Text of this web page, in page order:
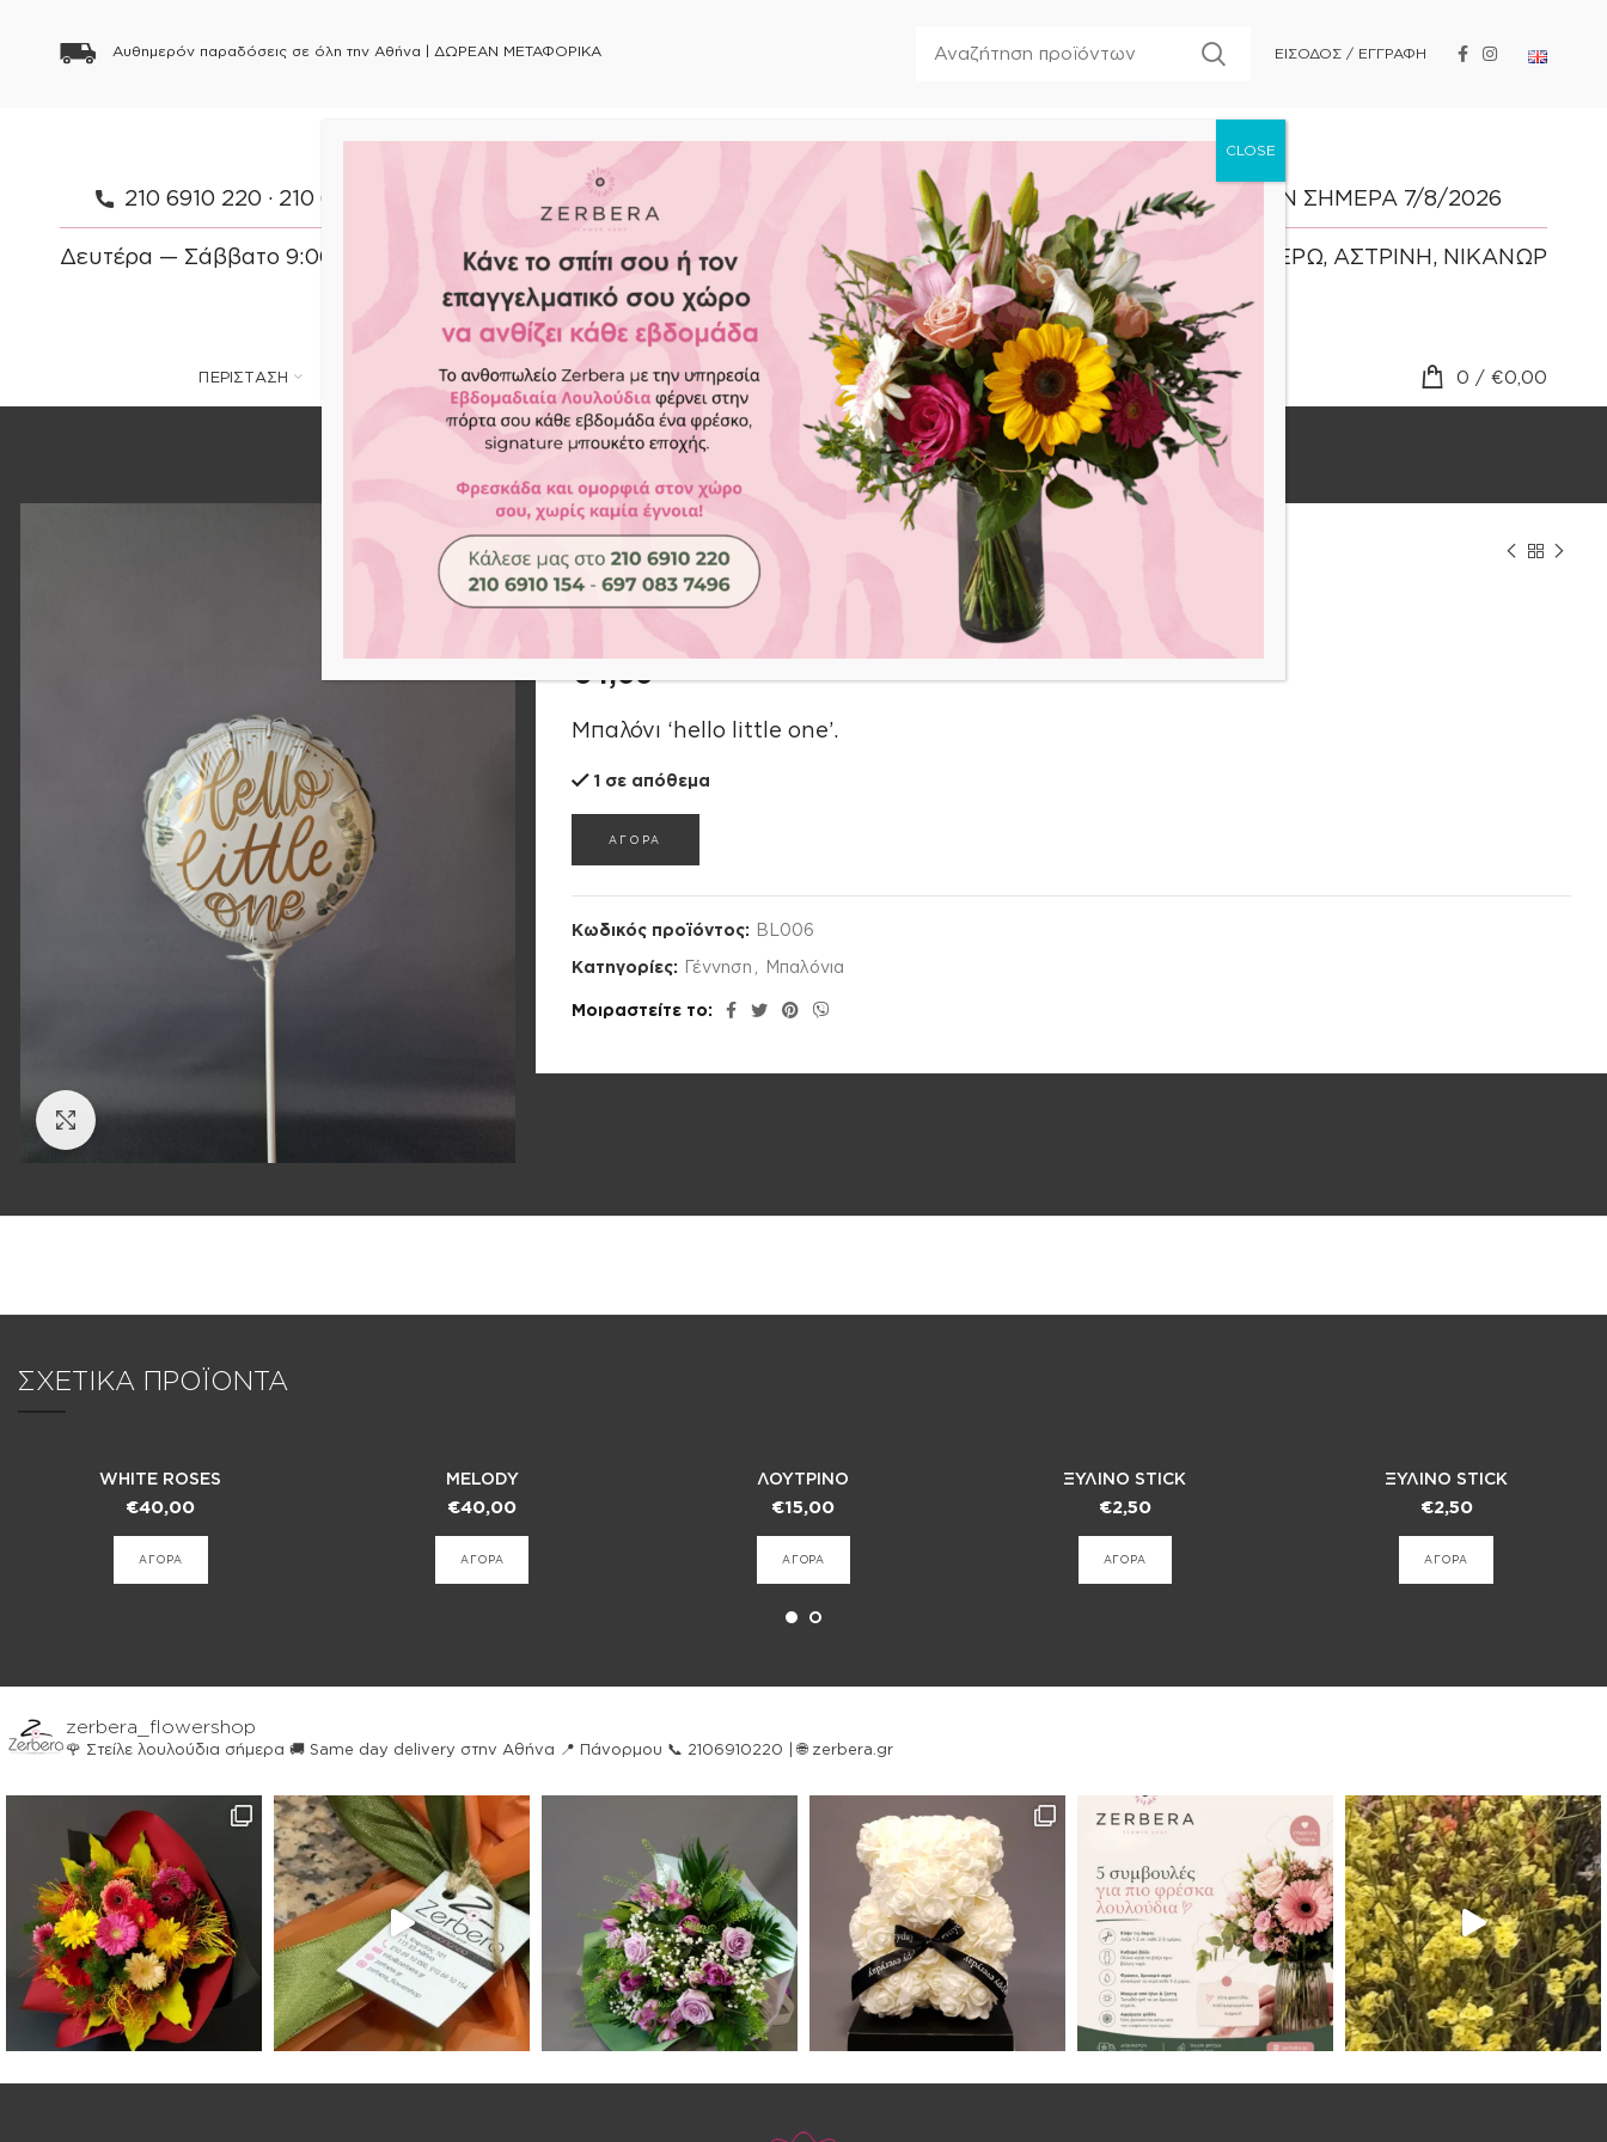
Αυθημερόν παραδόσεις σε όλη την Αθήνα | ΔΩΡΕΑΝ ΜΕΤΑΦΟΡΙΚΑ ΕΙΣΟΔΟΣ / ΕΓΓΡΑΦΗ
210 6910 220 · 210 6910 154
Δευτέρα — Σάββατο 9:00 — 21:00 Κυριακή Κλειστά
ΓΙΟΡΤΑΖΟΥΝ ΣΗΜΕΡΑ 7/8/2026
ΑΣΤΕΡΙΟΣ, ΑΣΤΕΡΩ, ΑΣΤΡΙΝΗ, ΝΙΚΑΝΩΡ
ΠΕΡΙΣΤΑΣΗ ΛΟΥΛΟΥΔΙΑ ΣΥΝΟΔΕΥΤΙΚΑ FOREVER ROSES ΑΝΘΟΣΤΟΛΙΣΜΟΙ BLOG ΕΠΙΚΟΙΝΩΝΙΑ 0 / €0,00
Αρχική σελίδα Shop Συνοδευτικά Μπαλόνια ΜΠΑΛΟΝΙ
ΜΠΑΛΟΝΙ
€4,00
Μπαλόνι ‘hello little one’.
1 σε απόθεμα
ΑΓΟΡΑ
Κωδικός προϊόντος: BL006
Κατηγορίες: Γέννηση Μπαλόνια
Μοιραστείτε το
ΣΧΕΤΙΚΑ ΠΡΟΪΟΝΤΑ
WHITE ROSES
€40,00
ΑΓΟΡΑ
MELODY
€40,00
ΑΓΟΡΑ
ΛΟΥΤΡΙΝΟ
€15,00
ΑΓΟΡΑ
ΞΥΛΙΝΟ STICK
€2,50
ΑΓΟΡΑ
ΞΥΛΙΝΟ STICK
€2,50
ΑΓΟΡΑ
zerbera_flowershop
🌹 Στείλε λουλούδια σήμερα 🚚 Same day delivery στην Αθήνα 📍 Πάνορμου 📞 2106910220 | 🌐 zerbera.gr